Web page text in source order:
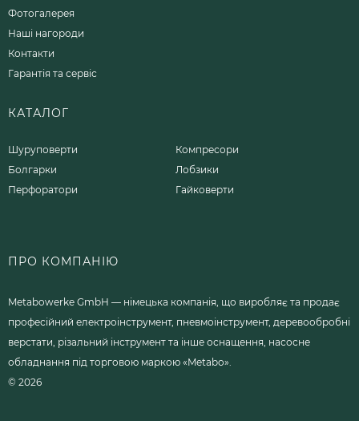
Фотогалерея
Наші нагороди
Контакти
Гарантія та сервіс
КАТАЛОГ
Шуруповерти
Болгарки
Перфоратори
Компресори
Лобзики
Гайковерти
ПРО КОМПАНІЮ
Metabowerke GmbH — німецька компанія, що виробляє та продає
професійний електроінструмент, пневмоінструмент, деревообробні
верстати, різальний інструмент та інше оснащення, насосне
обладнання під торговою маркою «Metabo».
© 2026